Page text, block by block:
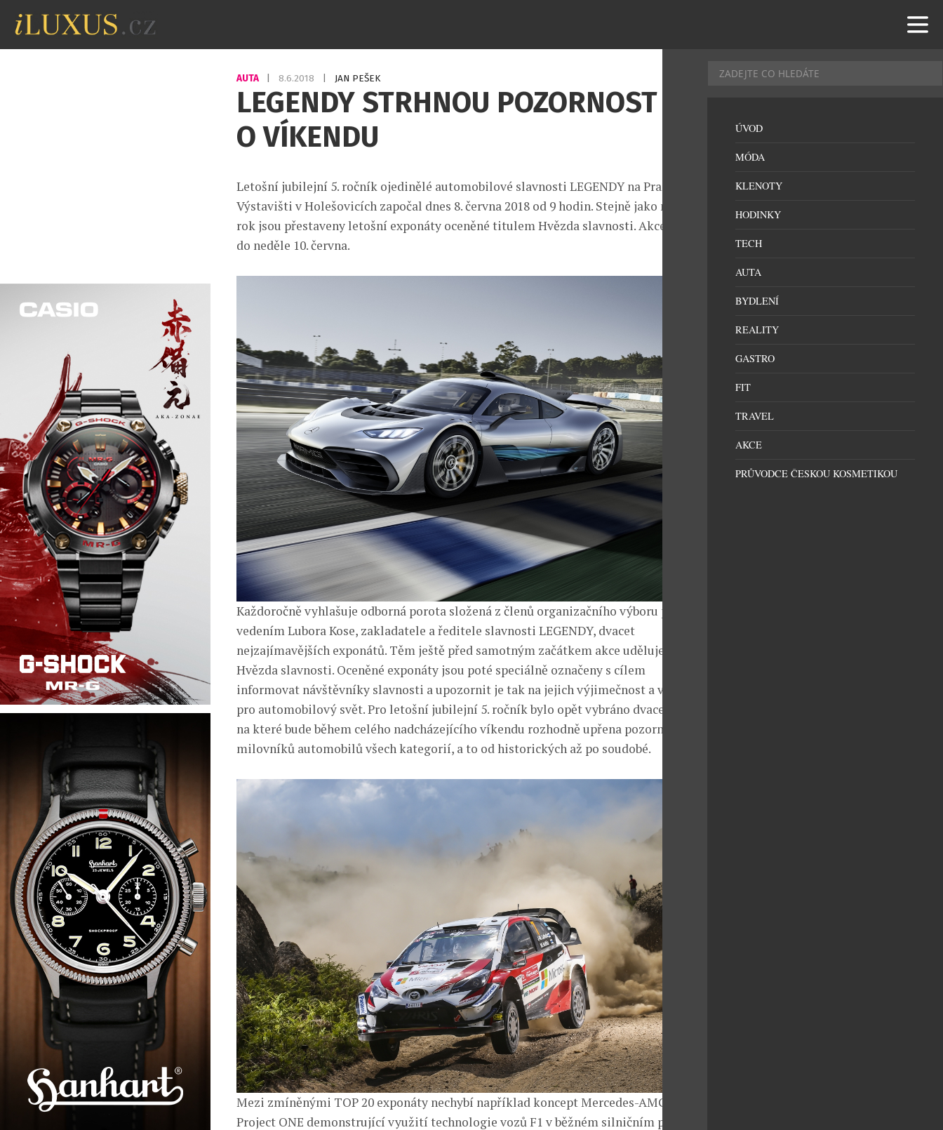
AUTA 8.6.2018 JAN PEŠEK
LEGENDY STRHNOU POZORNOST UŽ
O VÍKENDU
Letošní jubilejní 5. ročník ojedinělé automobilové slavnosti LEGENDY na Pražském
Výstavišti v Holešovicích započal dnes 8. června 2018 od 9 hodin. Stejně jako minulý
rok jsou přestaveny letošní exponáty oceněné titulem Hvězda slavnosti. Akce potrvá
do neděle 10. června.
Každoročně vyhlašuje odborná porota složená z členů organizačního výboru pod
vedením Lubora Kose, zakladatele a ředitele slavnosti LEGENDY, dvacet
nejzajímavějších exponátů. Těm ještě před samotným začátkem akce uděluje titul
Hvězda slavnosti. Oceněné exponáty jsou poté speciálně označeny s cílem
informovat návštěvníky slavnosti a upozornit je tak na jejich výjimečnost a význam
pro automobilový svět. Pro letošní jubilejní 5. ročník bylo opět vybráno dvacet vozů,
na které bude během celého nadcházejícího víkendu rozhodně upřena pozornost
milovníků automobilů všech kategorií, a to od historických až po soudobé.
Mezi zmíněnými TOP 20 exponáty nechybí například koncept Mercedes-AMG
Project ONE demonstrující využití technologie vozů F1 v běžném silničním provozu.
ÚVOD
MÓDA
KLENOTY
HODINKY
TECH
AUTA
BYDLENÍ
REALITY
GASTRO
FIT
TRAVEL
AKCE
PRŮVODCE ČESKOU KOSMETIKOU